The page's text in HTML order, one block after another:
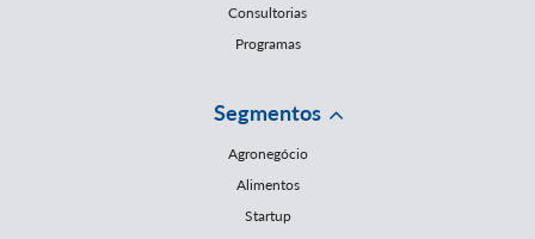
Consultorias
Programas
Segmentos
Agronegócio
Alimentos
Startup